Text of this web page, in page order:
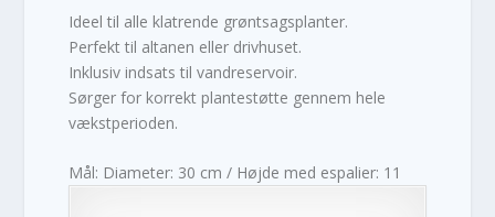
Ideel til alle klatrende grøntsagsplanter.
Perfekt til altanen eller drivhuset.
Inklusiv indsats til vandreservoir.
Sørger for korrekt plantestøtte gennem hele
vækstperioden.
Mål: Diameter: 30 cm / Højde med espalier: 11